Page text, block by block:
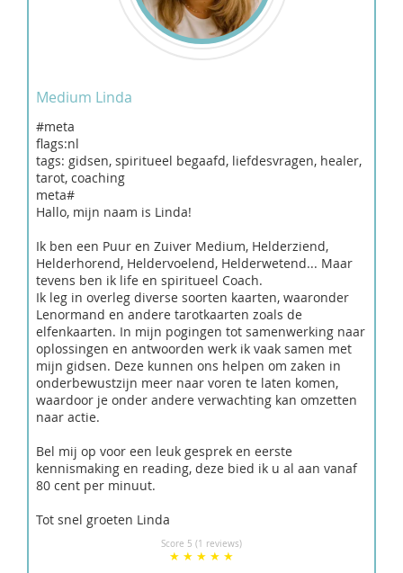
Medium Linda
#meta
flags:nl
tags: gidsen, spiritueel begaafd, liefdesvragen, healer,
tarot, coaching
meta#
Hallo, mijn naam is Linda!
Ik ben een Puur en Zuiver Medium, Helderziend,
Helderhorend, Heldervoelend, Helderwetend... Maar
tevens ben ik life en spiritueel Coach.
Ik leg in overleg diverse soorten kaarten, waaronder
Lenormand en andere tarotkaarten zoals de
elfenkaarten. In mijn pogingen tot samenwerking naar
oplossingen en antwoorden werk ik vaak samen met
mijn gidsen. Deze kunnen ons helpen om zaken in
onderbewustzijn meer naar voren te laten komen,
waardoor je onder andere verwachting kan omzetten
naar actie.
Bel mij op voor een leuk gesprek en eerste
kennismaking en reading, deze bied ik u al aan vanaf
80 cent per minuut.
Tot snel groeten Linda
Score 5 (1 reviews)